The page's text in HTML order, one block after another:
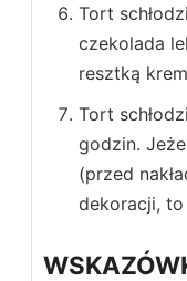
Tort
czekolada
resztką
Tort
godzin.
(przed
dekoracji,